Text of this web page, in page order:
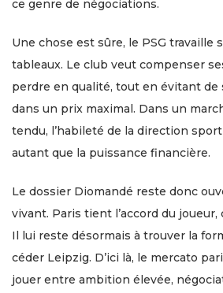
ce genre de négociations.
Une chose est sûre, le PSG travaille
tableaux. Le club veut compenser
perdre en qualité, tout en évitant de
dans un prix maximal. Dans un
tendu, l’habileté de la direction
autant que la puissance financière.
Le dossier Diomandé reste donc
vivant. Paris tient l’accord du joueur,
Il lui reste désormais à trouver la
céder Leipzig. D’ici là, le mercato
jouer entre ambition élevée,